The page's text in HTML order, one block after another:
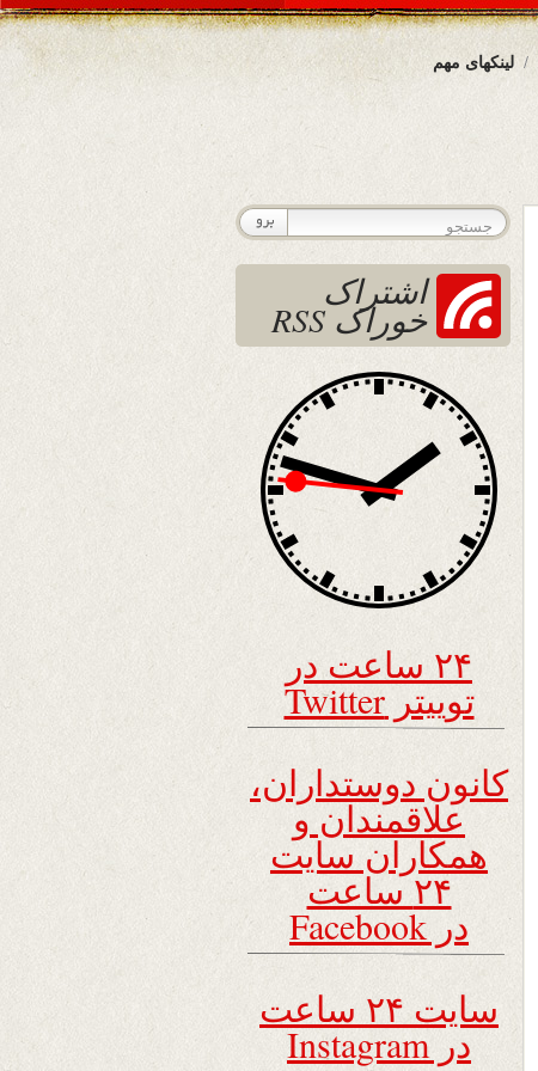
لینکهای مهم
اشتراک
خوراک RSS
۲۴ ساعت در
توییتر Twitter
کانون دوستداران،
علاقمندان و
همکاران سایت
۲۴ ساعت
در Facebook
سایت ۲۴ ساعت
در Instagram